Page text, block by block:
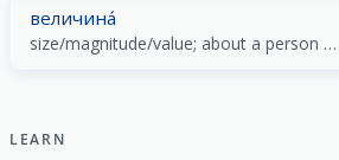
величина́
size/magnitude/value; about a person very big in a field
LEARN